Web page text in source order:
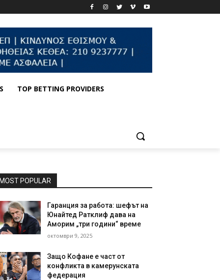
TOP BETTING PROVIDERS
MOST POPULAR
Гаранция за работа: шефът на
Юнайтед Ратклиф дава на
Аморим „три години“ време
октомври 9, 2025
Защо Кофане е част от
конфликта в камерунската
федерация